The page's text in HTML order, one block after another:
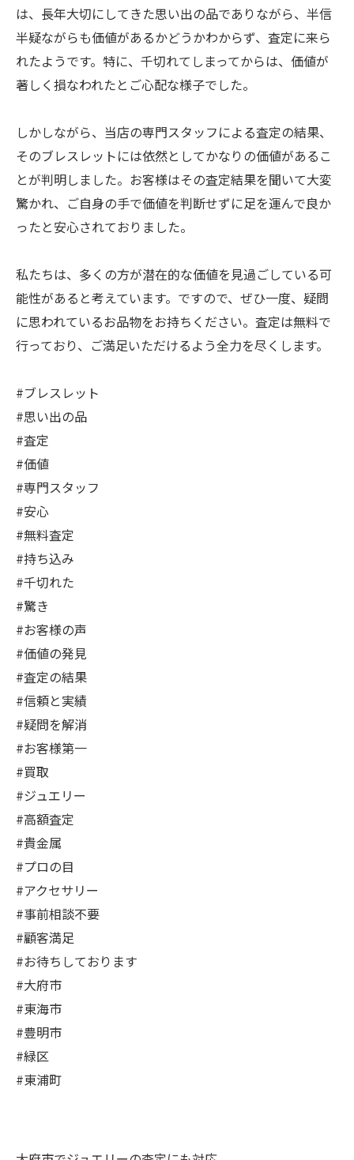
は、長年大切にしてきた思い出の品でありながら、半信
半疑ながらも価値があるかどうかわからず、査定に来ら
れたようです。特に、千切れてしまってからは、価値が
著しく損なわれたとご心配な様子でした。
しかしながら、当店の専門スタッフによる査定の結果、
そのブレスレットには依然としてかなりの価値があるこ
とが判明しました。お客様はその査定結果を聞いて大変
驚かれ、ご自身の手で価値を判断せずに足を運んで良か
ったと安心されておりました。
私たちは、多くの方が潜在的な価値を見過ごしている可
能性があると考えています。ですので、ぜひ一度、疑問
に思われているお品物をお持ちください。査定は無料で
行っており、ご満足いただけるよう全力を尽くします。
#ブレスレット
#思い出の品
#査定
#価値
#専門スタッフ
#安心
#無料査定
#持ち込み
#千切れた
#驚き
#お客様の声
#価値の発見
#査定の結果
#信頼と実績
#疑問を解消
#お客様第一
#買取
#ジュエリー
#高額査定
#貴金属
#プロの目
#アクセサリー
#事前相談不要
#顧客満足
#お待ちしております
#大府市
#東海市
#豊明市
#緑区
#東浦町